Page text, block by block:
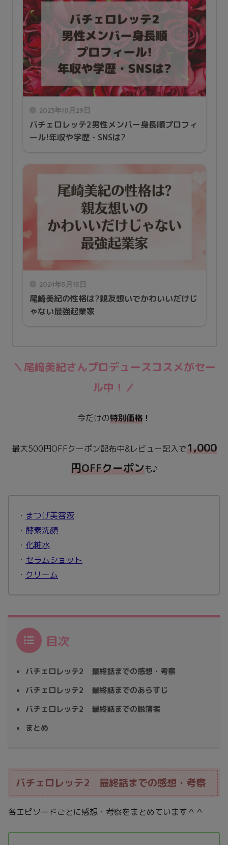
2023年10月29日
バチェロレッテ2男性メンバー身長順プロフィ
ール!年収や学歴・SNSは?
2024年5月15日
尾崎美紀の性格は?親友想いでかわいいだけじ
ゃない最強起業家
＼ 尾﨑美紀さんプロデュースコスメがセー
ル中！ ／
今だけの特別価格 ！
最大500円OFFクーポン配布中&レビュー記入で1,000
円OFFクーポンも♪
・ まつげ美容液
・ 酵素洗顔
・ 化粧水
・ セラムショット
・ クリーム
目次
バチェロレッテ2 最終話までの感想・考察
バチェロレッテ2 最終話までのあらすじ
バチェロレッテ2 最終話までの脱落者
まとめ
バチェロレッテ2 最終話までの感想・考察
各エピソードごとに感想・考察をまとめています＾＾